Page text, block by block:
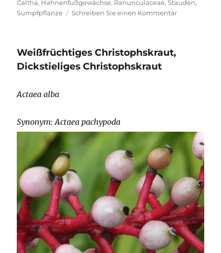
Caltha, Hahnenfußgewächse, Ranunculaceae,Stauden,
Sumpfpflanze
Schreiben Sie einen Kommentarzu
Weißfrüchtiges Christophskraut,
Dickstieliges Christophskraut
Actaea alba
Synonym: Actaea pachypoda